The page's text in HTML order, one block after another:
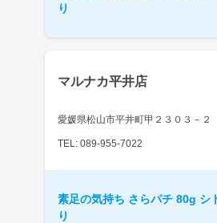
り
マルナカ平井店
愛媛県松山市平井町甲２３０３－２
TEL: 089-955-7022
素足の気持ち さらパチ 80g シ
り